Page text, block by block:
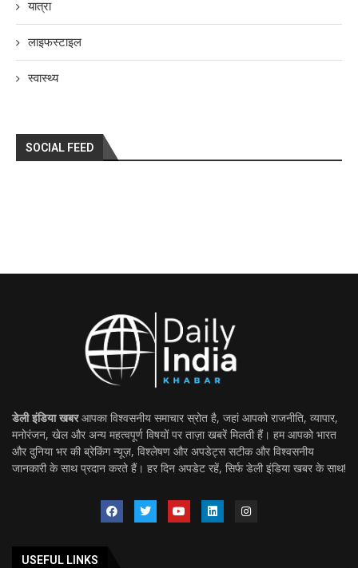
यात्रा
लाइफस्टाइल
स्वास्थ्य
SOCIAL FEED
डेली इंडिया खबरआपका विश्वसनीय समाचार स्रोत है, जहां आपको राजनीति, व्यापार,
मनोरंजन, खेल और अन्य महत्वपूर्ण विषयों पर ताज़ा खबरें मिलती हैं। हम आपको भारत
और दुनिया भर की ब्रेकिंग न्यूज़, विश्लेषण और अपडेट्स सटीक और विश्वसनीय
जानकारी के साथ प्रदान करते हैं। हर दिन अपडेट रहें, सिर्फ डेली इंडिया खबर के साथ!
USEFUL LINKS